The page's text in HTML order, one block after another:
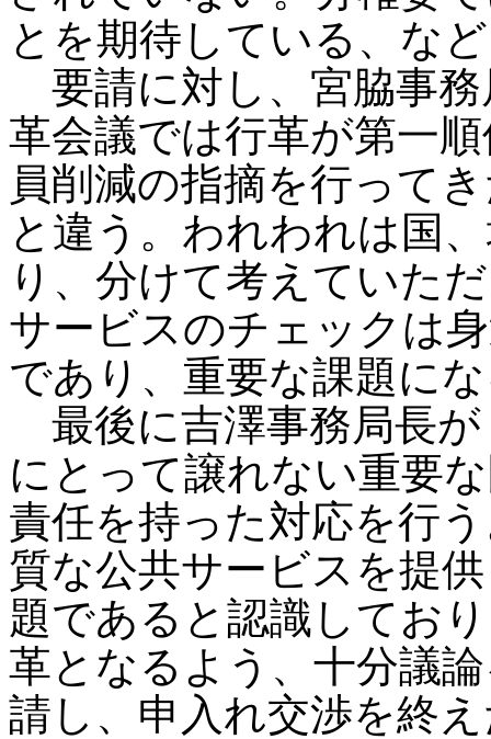
とを期待している、な
要請に対し、宮脇事
革会議では行革が第一
員削減の指摘を行って
と違う。われわれは国
り、分けて考えていた
サービスのチェックは
であり、重要な課題に
最後に吉澤事務局長が
にとって譲れない重要
責任を持った対応を行
質な公共サービスを提
題であると認識してお
革となるよう、十分議
請し、申入れ交渉を終